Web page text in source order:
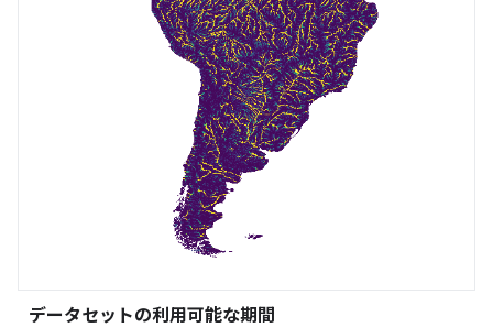
データセットの利用可能な期間